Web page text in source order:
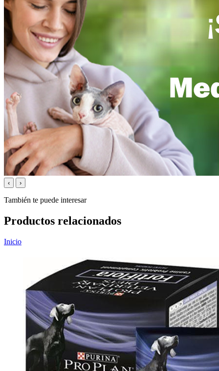
‹ ›
También te puede interesar
Productos relacionados
Inicio